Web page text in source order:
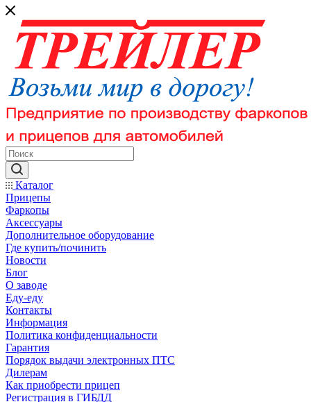
Каталог
Прицепы
Фаркопы
Аксессуары
Дополнительное оборудование
Где купить/починить
Новости
Блог
О заводе
Еду-еду
Контакты
Информация
Политика конфиденциальности
Гарантия
Порядок выдачи электронных ПТС
Дилерам
Как приобрести прицеп
Регистрация в ГИБДД